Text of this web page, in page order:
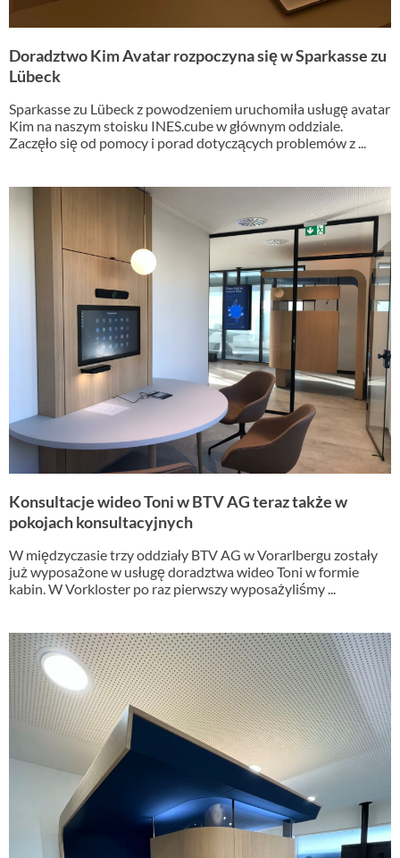
Doradztwo Kim Avatar rozpoczyna się w Sparkasse zu
Lübeck
Sparkasse zu Lübeck z powodzeniem uruchomiła usługę avatar
Kim na naszym stoisku INES.cube w głównym oddziale.
Zaczęło się od pomocy i porad dotyczących problemów z ...
Konsultacje wideo Toni w BTV AG teraz także w
pokojach konsultacyjnych
W międzyczasie trzy oddziały BTV AG w Vorarlbergu zostały
już wyposażone w usługę doradztwa wideo Toni w formie
kabin. W Vorkloster po raz pierwszy wyposażyliśmy ...